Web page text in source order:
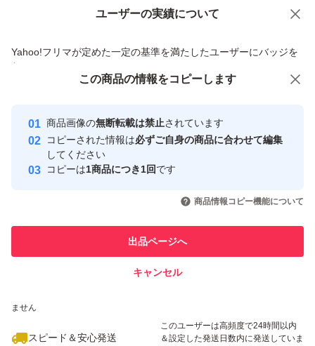
ユーザーの実績について
Yahoo!フリマが定めた一定の基準を満たしたユーザーにバッジを
付与しています
安心取引出品者
心・安全なユーザーです
取引実績
引を完了させた実績があります
での取引実績があります
ません
スピード＆安心発送
このユーザーは高頻度で24時間以内
＆設定した発送日数内に発送していま
価格の相談 商品への質問
この商品の情報をコピーします
商品画像の無断転載は禁止されています
コピーされた情報は必ずご自身の商品に合わせて編集
してください
コピーは1商品につき1回です
商品情報コピー機能について
出品ページへ
キャンセル
この商品をみている人にオススメ